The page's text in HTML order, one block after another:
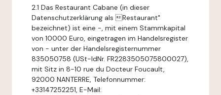
2.1 Das Restaurant Cabane (in dieser
Datenschutzerklärung als Restaurant"
bezeichnet) ist eine -, mit einem Stammkapital
von 10000 Euro, eingetragen im Handelsregister
von - unter der Handelsregisternummer
835050758 (USt-IdNr. FR2283505075800027),
mit Sitz in 8-10 rue du Docteur Foucault,
92000 NANTERRE, Telefonnummer:
+33147252251, E-Mail: